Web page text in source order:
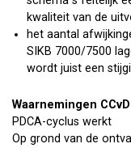
kwaliteit van de
het aantal
SIKB 7000/7500
wordt juist een
Waarnemingen CCvD
PDCA-cyclus werkt
Op grond van de